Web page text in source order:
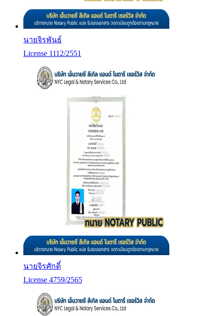
นายจิรพันธ์
License 1112/2551
นายจิรศักดิ์
License 4759/2565